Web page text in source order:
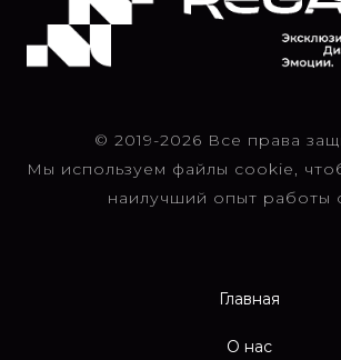
© 2019-2026 Все права
Мы используем файлы cookie,
наилучший опыт работы
Главная
О нас